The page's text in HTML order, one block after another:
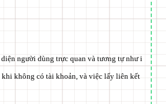
người dùng trực quan và tương tự như i
khi không có tài khoản, và việc lấy liên kết